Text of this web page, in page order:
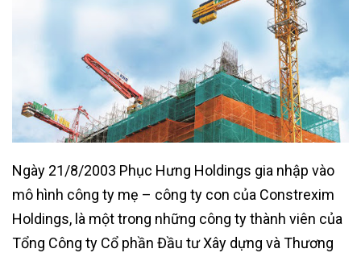
Ngày 21/8/2003 Phục Hưng Holdings gia nhập vào
mô hình công ty mẹ – công ty con của Constrexim
Holdings, là một trong những công ty thành viên của
Tổng Công ty Cổ phần Đầu tư Xây dựng và Thương